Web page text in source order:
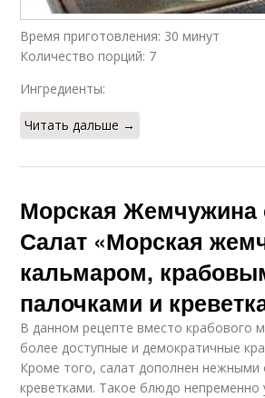
Время приготовления: 30 минут
Количество порций: 7
Ингредиенты:
Читать дальше →
Морская Жемчужина
Салат «Морская
кальмаром,
палочками и
В данном рецепте вместо крабового
более доступные и демократичные
Кроме того, салат дополнен нежными
креветками. Такое блюдо непременно